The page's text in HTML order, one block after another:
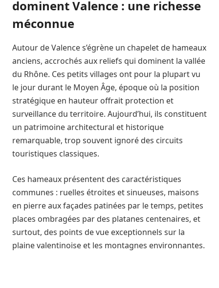
dominent Valence : une richesse
méconnue
Autour de Valence s’égrène un chapelet de hameaux
anciens, accrochés aux reliefs qui dominent la vallée
du Rhône. Ces petits villages ont pour la plupart vu
le jour durant le Moyen Âge, époque où la position
stratégique en hauteur offrait protection et
surveillance du territoire. Aujourd’hui, ils constituent
un patrimoine architectural et historique
remarquable, trop souvent ignoré des circuits
touristiques classiques.
Ces hameaux présentent des caractéristiques
communes : ruelles étroites et sinueuses, maisons
en pierre aux façades patinées par le temps, petites
places ombragées par des platanes centenaires, et
surtout, des points de vue exceptionnels sur la
plaine valentinoise et les montagnes environnantes.